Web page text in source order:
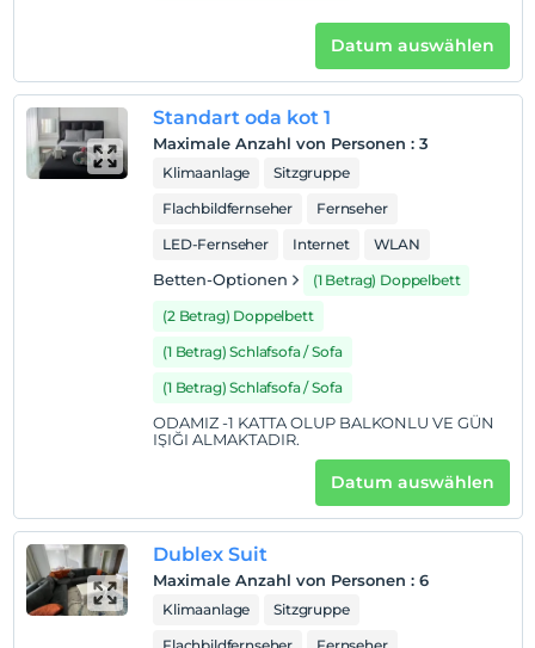
Datum auswählen
Standart oda kot 1
Maximale Anzahl von Personen : 3
Klimaanlage
Sitzgruppe
Flachbildfernseher
Fernseher
LED-Fernseher
Internet WLAN
Betten-Optionen
(1 Betrag) Doppelbett
(2 Betrag) Doppelbett
(1 Betrag) Schlafsofa / Sofa
(1 Betrag) Schlafsofa / Sofa
ODAMIZ -1 KATTA OLUP BALKONLU VE GÜN
IŞIĞI ALMAKTADIR.
Datum auswählen
Dublex Suit
Maximale Anzahl von Personen : 6
Klimaanlage
Sitzgruppe